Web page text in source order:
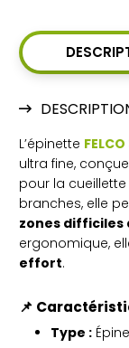
cueillette
L’épinette FELCO
ultra fine,
pour la
branches, elle
zones difficiles
ergonomique,
effort.
📌
Type :